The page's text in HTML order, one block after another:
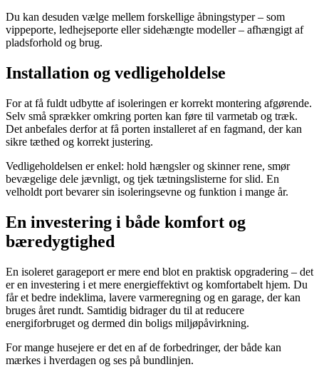
Du kan desuden vælge mellem forskellige åbningstyper – som
vippeporte, ledhejseporte eller sidehængte modeller – afhængigt af
pladsforhold og brug.
Installation og vedligeholdelse
For at få fuldt udbytte af isoleringen er korrekt montering afgørende.
Selv små sprækker omkring porten kan føre til varmetab og træk.
Det anbefales derfor at få porten installeret af en fagmand, der kan
sikre tæthed og korrekt justering.
Vedligeholdelsen er enkel: hold hængsler og skinner rene, smør
bevægelige dele jævnligt, og tjek tætningslisterne for slid. En
velholdt port bevarer sin isoleringsevne og funktion i mange år.
En investering i både komfort og
bæredygtighed
En isoleret garageport er mere end blot en praktisk opgradering – det
er en investering i et mere energieffektivt og komfortabelt hjem. Du
får et bedre indeklima, lavere varmeregning og en garage, der kan
bruges året rundt. Samtidig bidrager du til at reducere
energiforbruget og dermed din boligs miljøpåvirkning.
For mange husejere er det en af de forbedringer, der både kan
mærkes i hverdagen og ses på bundlinjen.